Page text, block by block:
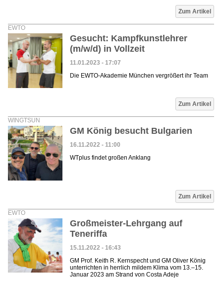
Zum Artikel
EWTO
Gesucht: Kampfkunstlehrer
(m/w/d) in Vollzeit
11.01.2023 - 17:07
Die EWTO-Akademie München vergrößert ihr Team
Zum Artikel
WINGTSUN
GM König besucht Bulgarien
16.11.2022 - 11:00
WTplus findet großen Anklang
Zum Artikel
EWTO
Großmeister-Lehrgang auf
Teneriffa
15.11.2022 - 16:43
GM Prof. Keith R. Kernspecht und GM Oliver König
unterrichten in herrlich mildem Klima vom 13.–15.
Januar 2023 am Strand von Costa Adeje